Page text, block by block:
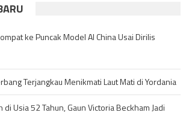
ke Puncak Model AI China Usai Dirilis
Terjangkau Menikmati Laut Mati di Yordania
Usia 52 Tahun, Gaun Victoria Beckham Jadi